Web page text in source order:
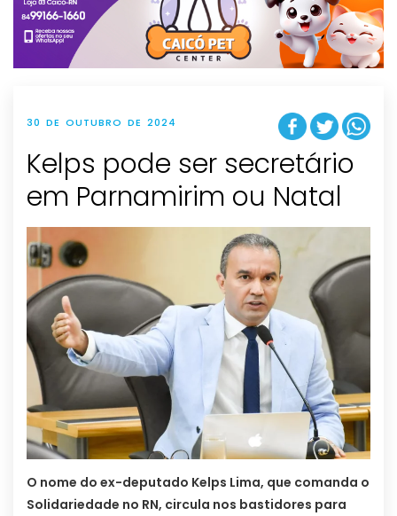
t
i
o
n
30 DE OUTUBRO DE 2024
Kelps pode ser secretário
em Parnamirim ou Natal
O nome do ex-deputado Kelps Lima, que comanda o
Solidariedade no RN, circula nos bastidores para